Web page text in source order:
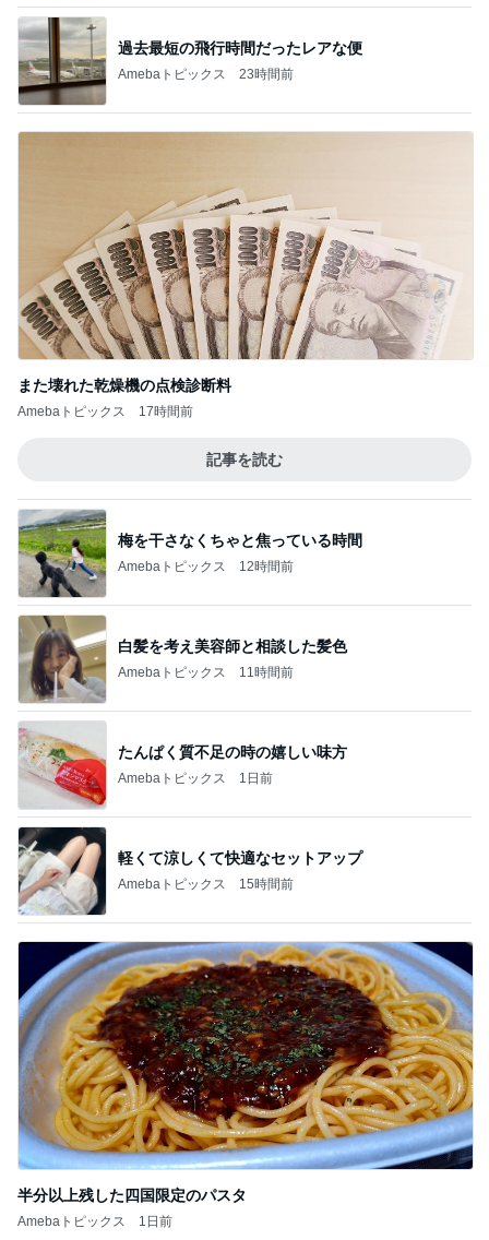
過去最短の飛行時間だったレアな便
Amebaトピックス 23時間前
また壊れた乾燥機の点検診断料
Amebaトピックス 17時間前
記事を読む
梅を干さなくちゃと焦っている時間
Amebaトピックス 12時間前
白髪を考え美容師と相談した髪色
Amebaトピックス 11時間前
たんぱく質不足の時の嬉しい味方
Amebaトピックス 1日前
軽くて涼しくて快適なセットアップ
Amebaトピックス 15時間前
半分以上残した四国限定のパスタ
Amebaトピックス 1日前